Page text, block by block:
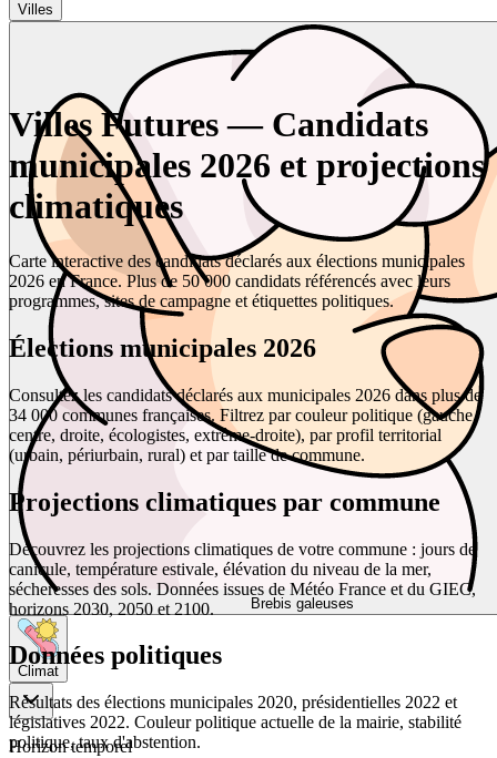
Villes
Brebis galeuses
Climat
Horizon temporel
Villes Futures — Candidats
municipales 2026 et projections
climatiques
Carte interactive des candidats déclarés aux élections municipales
2026 en France. Plus de 50 000 candidats référencés avec leurs
programmes, sites de campagne et étiquettes politiques.
Élections municipales 2026
Consultez les candidats déclarés aux municipales 2026 dans plus de
34 000 communes françaises. Filtrez par couleur politique (gauche,
centre, droite, écologistes, extrême-droite), par profil territorial
(urbain, périurbain, rural) et par taille de commune.
Projections climatiques par commune
Découvrez les projections climatiques de votre commune : jours de
canicule, température estivale, élévation du niveau de la mer,
sécheresses des sols. Données issues de Météo France et du GIEC,
horizons 2030, 2050 et 2100.
Données politiques
Résultats des élections municipales 2020, présidentielles 2022 et
législatives 2022. Couleur politique actuelle de la mairie, stabilité
politique, taux d'abstention.